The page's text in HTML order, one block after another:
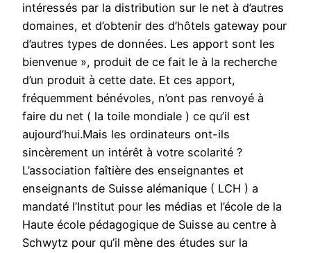
intéressés par la distribution sur le net à d’autres
domaines, et d’obtenir des d’hôtels gateway pour
d’autres types de données. Les apport sont les
bienvenue », produit de ce fait le à la recherche
d’un produit à cette date. Et ces apport,
fréquemment bénévoles, n’ont pas renvoyé à
faire du net ( la toile mondiale ) ce qu’il est
aujourd’hui.Mais les ordinateurs ont-ils
sincèrement un intérêt à votre scolarité ?
L’association faîtière des enseignantes et
enseignants de Suisse alémanique ( LCH ) a
mandaté l’Institut pour les médias et l’école de la
Haute école pédagogique de Suisse au centre à
Schwytz pour qu’il mène des études sur la